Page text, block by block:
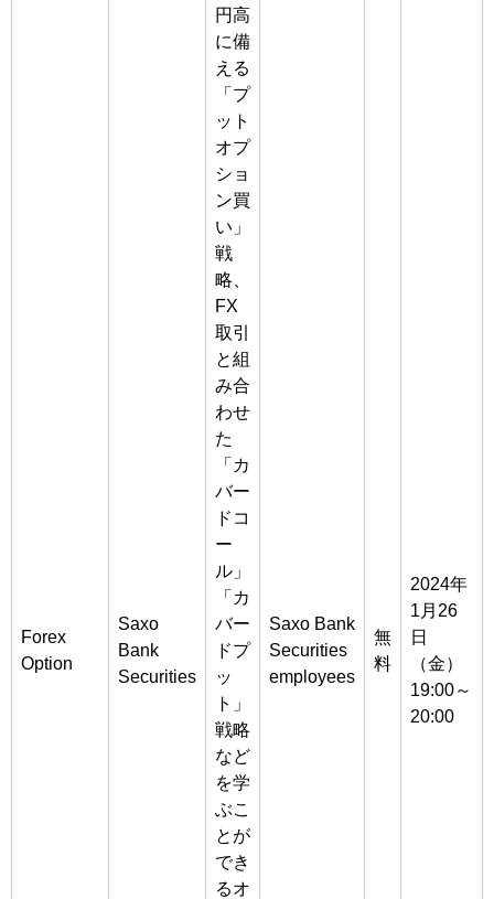
Forex
Option
Saxo
Bank
Securities
円高
に備
える
「プ
ット
オプ
ショ
ン買
い」
戦
略、
FX
取引
と組
み合
わせ
た
「カ
バー
ドコ
ー
ル」
「カ
バー
ドプ
ッ
ト」
戦略
など
を学
ぶこ
とが
でき
るオ
Saxo Bank
Securities
employees
無
料
2024年
1月26
日
（金）
19:00～
20:00